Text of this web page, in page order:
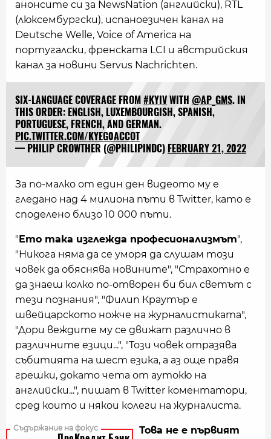
анонсите си за NewsNation (английски), RTL
(люксембургски), испаноезичен канал на
Deutsche Welle, Voice of America на
португалски, френската LCI и австрийския
канал за новини Servus Nachrichten.
SIX-LANGUAGE COVERAGE FROM#KYIVWITH@AP_GMS. IN
THIS ORDER: ENGLISH, LUXEMBOURGISH, SPANISH,
PORTUGUESE, FRENCH, AND GERMAN.
PIC.TWITTER.COM/KYEG0ACCOT
— PHILIP CROWTHER (@PHILIPINDC) FEBRUARY 21, 2022
За по-малко от един ден видеото му е
гледано над 4 милиона пъти в Twitter, като е
споделено близо 10 000 пъти.
"Ето така изглежда професионализмът",
"Никога няма да се уморя да слушам този
човек да обяснява новините", "Страхотно е
да знаеш колко по-отворен би бил светът с
тези познания", "Филип Краутър е
швейцарското ножче на журналистиката",
"Дори веждите му се движат различно в
различните езици...", "Този човек отразява
събитията на шест езика, а аз още правя
грешки, докато чета от аутокю на
английски...", пишат в Twitter коментатори,
сред които и някои колеги на журналиста.
Това не е първият